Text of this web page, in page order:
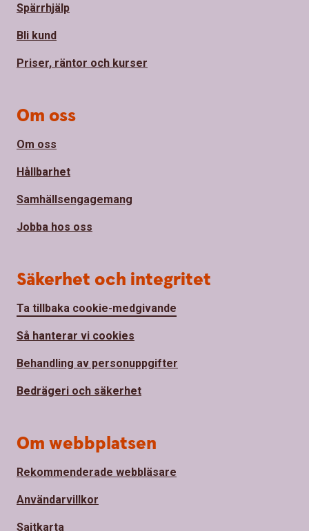
Spärrhjälp
Bli kund
Priser, räntor och kurser
Om oss
Om oss
Hållbarhet
Samhällsengagemang
Jobba hos oss
Säkerhet och integritet
Ta tillbaka cookie-medgivande
Så hanterar vi cookies
Behandling av personuppgifter
Bedrägeri och säkerhet
Om webbplatsen
Rekommenderade webbläsare
Användarvillkor
Sajtkarta